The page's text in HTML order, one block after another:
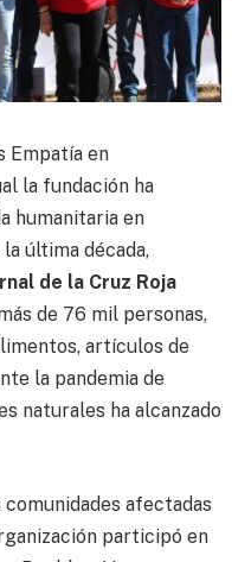
Empatía en
la fundación ha
humanitaria en
última década,
de la Cruz Roja
de 76 mil personas,
artículos de
la pandemia de
naturales ha alcanzado
comunidades afectadas
participó en